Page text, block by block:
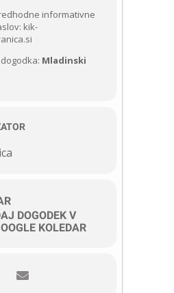
informativne
kik-
Mladinski
DOGODEK V
KOLEDAR